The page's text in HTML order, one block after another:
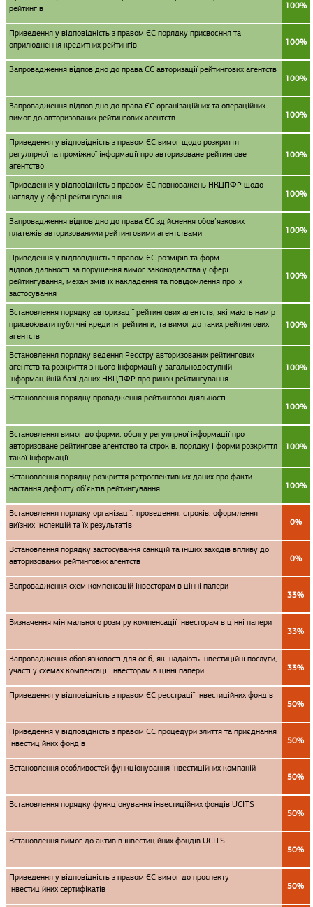
рейтингів
100%
Приведення у відповідність з правом ЄС порядку присвоєння та
оприлюднення кредитних рейтингів
100%
Запровадження відповідно до права ЄС авторизації рейтингових агентств
100%
Запровадження відповідно до права ЄС організаційних та операційних
вимог до авторизованих рейтингових агентств
100%
Приведення у відповідність з правом ЄС вимог щодо розкриття
регулярної та проміжної інформації про авторизоване рейтингове
агентство
100%
Приведення у відповідність з правом ЄС повноважень НКЦПФР щодо
нагляду у сфері рейтингування
100%
Запровадження відповідно до права ЄС здійснення обов’язкових
платежів авторизованими рейтинговими агентствами
100%
Приведення у відповідність з правом ЄС розмірів та форм
відповідальності за порушення вимог законодавства у сфері
рейтингування, механізмів їх накладення та повідомлення про їх
застосування
100%
Встановлення порядку авторизації рейтингових агентств, які мають намір
присвоювати публічні кредитні рейтинги, та вимог до таких рейтингових
агентств
100%
Встановлення порядку ведення Реєстру авторизованих рейтингових
агентств та розкриття з нього інформації у загальнодоступній
інформаційній базі даних НКЦПФР про ринок рейтингування
100%
Встановлення порядку провадження рейтингової діяльності
100%
Встановлення вимог до форми, обсягу регулярної інформації про
авторизоване рейтингове агентство та строків, порядку і форми розкриття
такої інформації
100%
Встановлення порядку розкриття ретроспективних даних про факти
настання дефолту об’єктів рейтингування
100%
Встановлення порядку організації, проведення, строків, оформлення
виїзних інспекцій та їх результатів
0%
Встановлення порядку застосування санкцій та інших заходів впливу до
авторизованих рейтингових агентств
0%
Запровадження схем компенсацій інвесторам в цінні папери
33%
Визначення мінімального розміру компенсації інвесторам в цінні папери
33%
Запровадження обов'язковості для осіб, які надають інвестиційні послуги,
участі у схемах компенсації інвесторам в цінні папери
33%
Приведення у відповідність з правом ЄС реєстрації інвестиційних фондів
50%
Приведення у відповідність з правом ЄС процедури злиття та приєднання
інвестиційних фондів
50%
Встановлення особливостей функціонування інвестиційних компаній
50%
Встановлення порядку функціонування інвестиційних фондів UCITS
50%
Встановлення вимог до активів інвестиційних фондів UCITS
50%
Приведення у відповідність з правом ЄС вимог до проспекту
інвестиційних сертифікатів
50%